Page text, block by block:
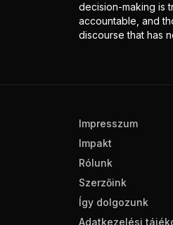
decision-making is
accountable, and
discourse that has
Impresszum
Impakt
Rólunk
Szerzőink
Így dolgozunk
Adatkezelési